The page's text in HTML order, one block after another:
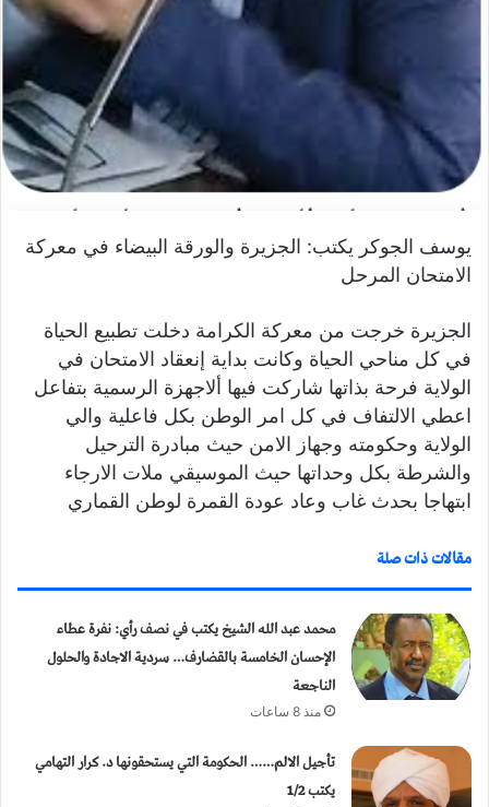
يوسف الجوكر يكتب: الجزيرة والورقة البيضاء في معركة
الامتحان المرحل
الجزيرة خرجت من معركة الكرامة دخلت تطبيع الحياة
في كل مناحي الحياة وكانت بداية إنعقاد الامتحان في
الولاية فرحة بذاتھا شاركت فيها ألاجھزة الرسمية بتفاعل
اعطي الالتفاف في كل امر الوطن بكل فاعلية والي
الولاية وحكومته وجھاز الامن حيث مبادرة الترحيل
والشرطة بكل وحداتھا حيث الموسيقي ملات الارجاء
ابتھاجا بحدث غاب وعاد عودة القمرة لوطن القماري
مقالات ذات صلة
محمد عبد الله الشيخ يكتب في نصف رأي: نفرة عطاء
الإحسان الخامسة بالقضارف… سردية الاجادة والحلول
الناجعة
منذ 8 ساعات
تأجيل الالم…… الحكومة التي يستحقونها د. كرار التهامي
يكتب 1/2